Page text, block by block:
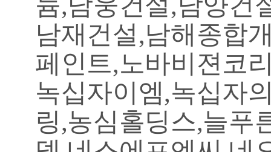
남재건설,남해종합
페인트,노바비젼코
녹십자이엠,녹십자
링,농심홀딩스,늘푸